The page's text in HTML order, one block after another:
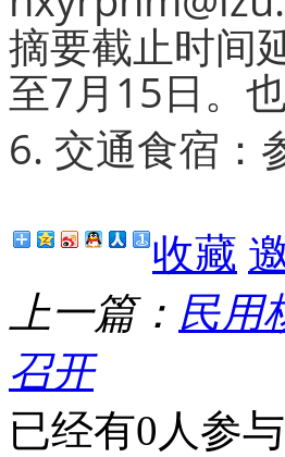
摘要截止时间
至7月15日。
6. 交通食宿
收藏
上一篇： 民用
召开
已经有0人参